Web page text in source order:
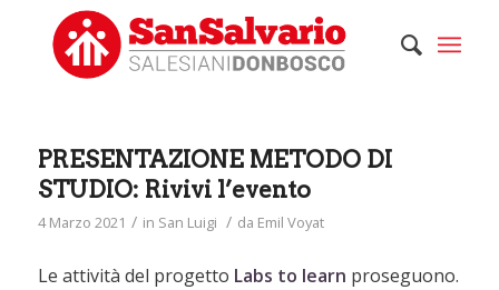
PRESENTAZIONE METODO DI
STUDIO: Rivivi l’evento
4 Marzo 2021 / in San Luigi / da Emil Voyat
Le attività del progetto Labs to learn proseguono.